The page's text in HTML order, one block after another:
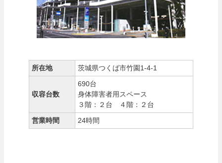
所在地 茨城県つくば市竹園1-4-1
収容台数
690台
身体障害者用スペース
３階：２台 ４階：２台
営業時間
24時間